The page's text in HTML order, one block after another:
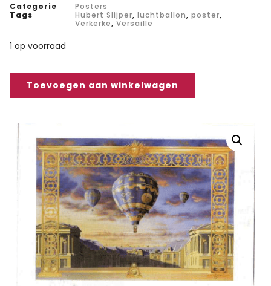
Categorie
Posters
Tags
Hubert Slijper, luchtballon, poster,
Verkerke, Versaille
1 op voorraad
Toevoegen aan winkelwagen